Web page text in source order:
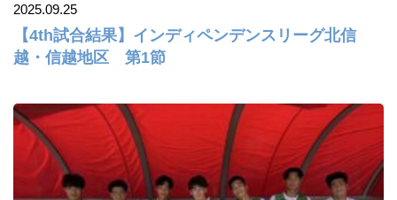
2025.09.25
【4th試合結果】インディペンデンスリーグ北信
越・信越地区 第1節